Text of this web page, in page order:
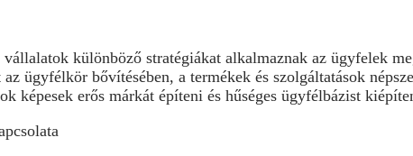
különböző stratégiákat alkalmaznak az ügyfelek
ügyfélkör bővítésében, a termékek és szolgáltatások
képesek erős márkát építeni és hűséges ügyfélbázist